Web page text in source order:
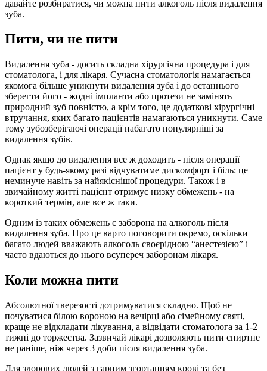
давайте розбиратися, чи можна пити алкоголь після видалення
зуба.
Пити, чи не пити
Видалення зуба - досить складна хірургічна процедура і для
стоматолога, і для лікаря. Сучасна стоматологія намагається
якомога більше уникнути видалення зуба і до останнього
зберегти його - жодні імпланти або протези не замінять
природний зуб повністю, а крім того, це додаткові хірургічні
втручання, яких багато пацієнтів намагаються уникнути. Саме
тому зубозберігаючі операції набагато популярніші за
видалення зубів.
Однак якщо до видалення все ж доходить - після операції
пацієнт у будь-якому разі відчуватиме дискомфорт і біль: це
неминуче навіть за найякіснішої процедури. Також і в
звичайному житті пацієнт отримує низку обмежень - на
короткий термін, але все ж таки.
Одним із таких обмежень є заборона на алкоголь після
видалення зуба. Про це варто поговорити окремо, оскільки
багато людей вважають алкоголь своєрідною “анестезією” і
часто вдаються до нього всупереч заборонам лікаря.
Коли можна пити
Абсолютної тверезості дотримуватися складно. Щоб не
почуватися білою вороною на вечірці або сімейному святі,
краще не відкладати лікування, а відвідати стоматолога за 1-2
тижні до торжества. Зазвичай лікарі дозволяють пити спиртне
не раніше, ніж через 3 доби після видалення зуба.
Для здорових людей з гарним згортанням крові та без